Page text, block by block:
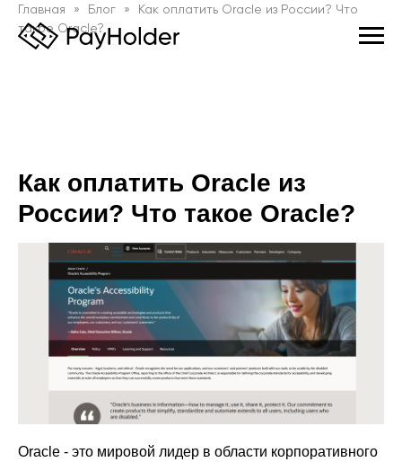
Главная Блог
Как оплатить Oracle из России? Что
такое Oracle?
Как оплатить Oracle из
России? Что такое Oracle?
Oracle - это мировой лидер в области корпоративного